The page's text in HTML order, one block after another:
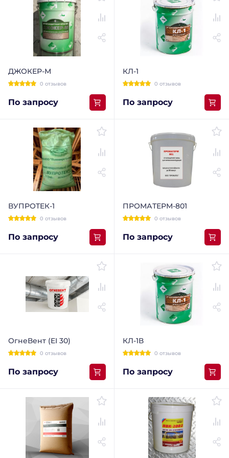
ДЖОКЕР-М
0 отзывов
По запросу
КЛ-1
0 отзывов
По запросу
ВУПРОТЕК-1
0 отзывов
По запросу
ПРОМАТЕРМ-801
0 отзывов
По запросу
ОгнеВент (EI 30)
0 отзывов
По запросу
КЛ-1В
0 отзывов
По запросу